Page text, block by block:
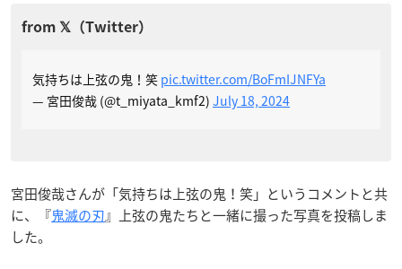
気持ちは上弦の鬼！笑 pic.twitter.com/BoFmIJNFYa
— 宮田俊哉 (@t_miyata_kmf2) July 18, 2024
宮田俊哉さんが「気持ちは上弦の鬼！笑」というコメントと共
に、『鬼滅の刃』上弦の鬼たちと一緒に撮った写真を投稿しま
した。